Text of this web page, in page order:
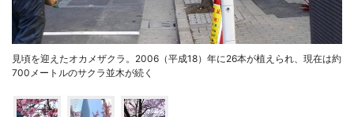
見頃を迎えたオカメザクラ。2006（平成18）年に26本が植えられ、現在は約
700メートルのサクラ並木が続く